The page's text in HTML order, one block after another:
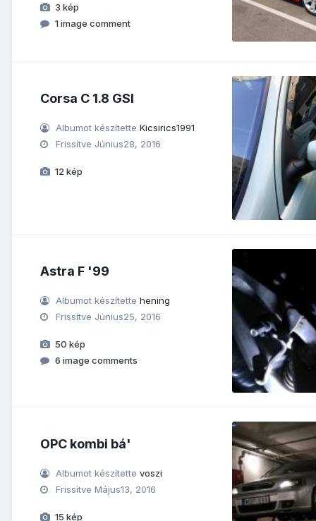
3 kép
1 image comment
Corsa C 1.8 GSI
Albumot készítetteKicsirics1991
Frissítve Június28, 2016
12 kép
Astra F '99
Albumot készítettehening
Frissítve Június25, 2016
50 kép
6 image comments
OPC kombi bá'
Albumot készítettevoszi
FrissítveMájus13, 2016
15 kép